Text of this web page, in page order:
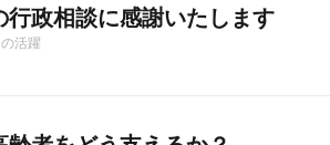
政相談に感謝いたします
活躍